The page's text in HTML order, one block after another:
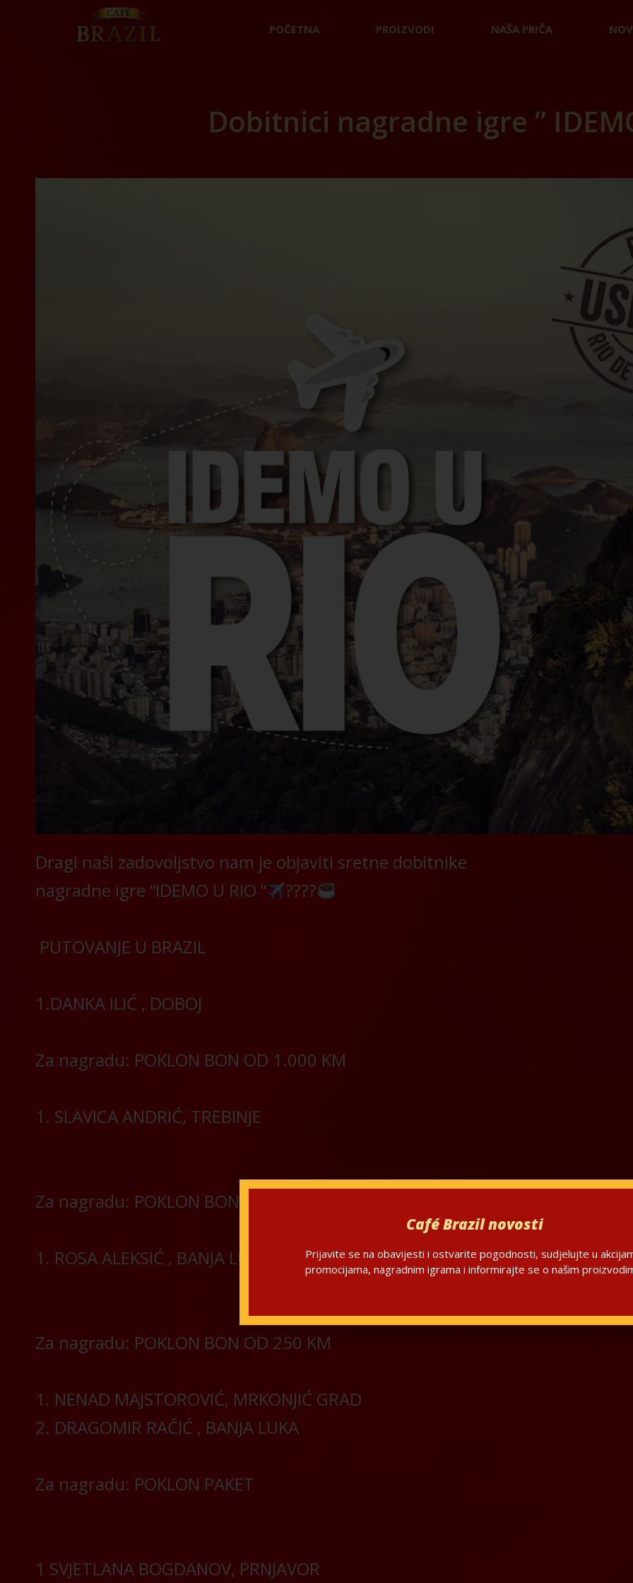
POČETNA PROIZVODI NAŠA PRIČA
Dobitnici nagradne igre ”
Dragi naši zadovoljstvo nam je objaviti sretne dobitnike
nagradne igre “IDEMO U RIO “
????
PUTOVANJE U BRAZIL
1.DANKA ILIĆ , DOBOJ
Za nagradu: POKLON BON OD 1.000 KM
1. SLAVICA ANDRIĆ, TREBINJE
Za nagradu: POKLON BON OD 500 KM
1. ROSA ALEKSIĆ , BANJA LUKA
Za nagradu: POKLON BON OD 250 KM
1. NENAD MAJSTOROVIĆ, MRKONJIĆ GRAD
2. DRAGOMIR RAČIĆ , BANJA LUKA
Za nagradu: POKLON PAKET
1 SVJETLANA BOGDANOV, PRNJAVOR
Café Brazil novosti
Prijavite se na obavijesti i ostvarite pogodnosti, sudjelujte u
promocijama, nagradnim igrama i informirajte se o našim